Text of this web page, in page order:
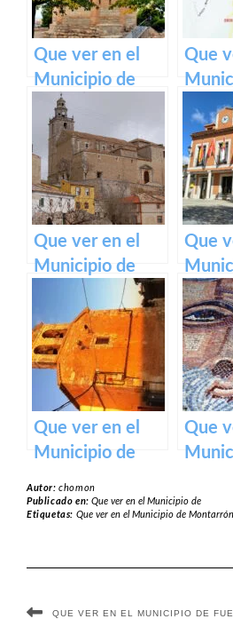
Que ver en el
Municipio de
Monreal del
Llano en Castilla
La Mancha
Que
Que ver en el
Municipio de
Tarancón en
Castilla La
Mancha
Que
Aldea
en
Que ver en el
Municipio de
en Castilla La
Que
Autor:chomon
Publicado en:Que ver en el Municipio de
Etiquetas: Que ver en el Municipio de
QUE VER EN EL MUNICIPIO DE